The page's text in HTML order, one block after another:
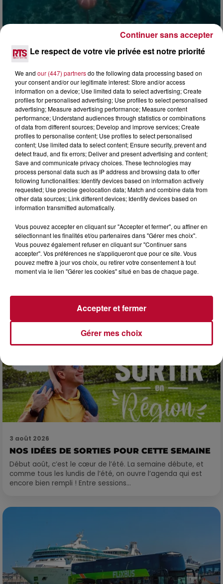
HÉRAULT, PYRÉNÉES-ORIENTALES : TROIS
SPOTS DE SNORKELING À EXPLORER...
Pas besoin de bouteilles de plongée lourdes ni de diplômes
complexes pour observer la vie sous-marine. Cet été, un
masque, un tuba et une paire de palmes...
3 août 2026
SOIRÉE DJ PLAYA
3 août 2026
NOS IDÉES DE SORTIES POUR CETTE SEMAINE
Début août, c’est le cœur de l’été. La semaine débute, et
comme tous les lundis de l’été, on ouvre l’agenda qui est
encore bien rempli ! Entre sessions...
Le respect de votre vie privée est notre priorité
We and our (447) partnersdo the following data processing based on
your consent and/or our legitimate interest: Store and/or access
information on a device; Use limited data to select advertising; Create
profiles for personalised advertising; Use profiles to select personalised
advertising; Measure advertising performance; Measure content
performance; Understand audiences through statistics or combinations
of data from different sources; Develop and improve services; Create
profiles to personalise content; Use profiles to select personalised
content; Use limited data to select content; Ensure security, prevent and
detect fraud, and fix errors; Deliver and present advertising and content;
Save and communicate privacy choices. These technologies may
process personal data such as IP address and browsing data to offer
following functionalities: Identify devices based on information actively
requested; Use precise geolocation data; Match and combine data from
other data sources; Link different devices; Identify devices based on
information transmitted automatically.
Vous pouvez accepter en cliquant sur "Accepter et fermer", ou affiner en
sélectionnant les finalités et/ou partenaires dans "Gérer mes choix".
Vous pouvez également refuser en cliquant sur "Continuer sans
accepter". Vos préférences ne s'appliqueront que pour ce site. Vous
pouvez mettre à jour vos choix, ou retirer votre consentement à tout
moment via le lien "Gérer les cookies" situé en bas de chaque page.
Gérer mes choix
Accepter et fermer
Continuer sans accepter